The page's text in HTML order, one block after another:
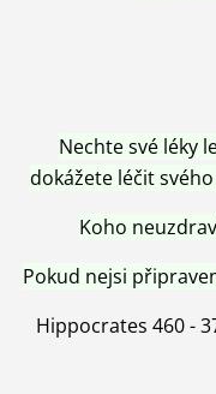
Nechte své léky
dokážete léčit
Koho
Pokud nejsi
Hippocrates 460 -